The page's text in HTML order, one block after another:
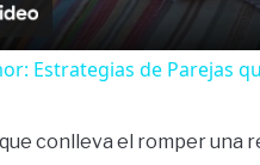
Estrategias de Parejas
conlleva el romper una